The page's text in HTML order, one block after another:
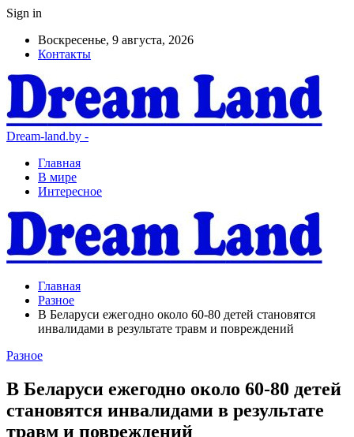
Sign in
Воскресенье, 9 августа, 2026
Контакты
Dream-land.by -
Главная
В мире
Интересное
Главная
Разное
В Беларуси ежегодно около 60-80 детей становятся
инвалидами в результате травм и повреждений
Разное
В Беларуси ежегодно около 60-80 детей
становятся инвалидами в результате
травм и повреждений